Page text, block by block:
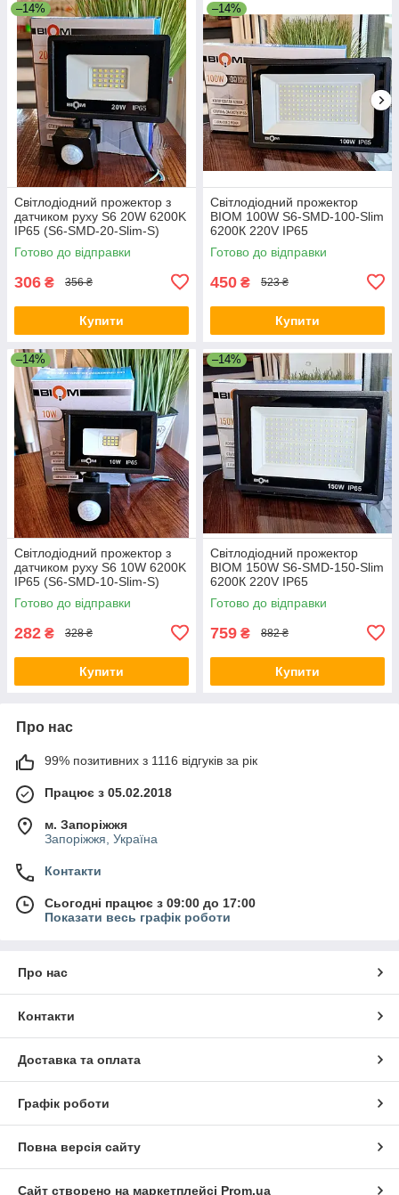
–14%
Світлодіодний прожектор з
датчиком руху S6 20W 6200K
IP65 (S6-SMD-20-Slim-S)
Готово до відправки
306 ₴ 356 ₴
Купити
–14%
Світлодіодний прожектор
BIOM 100W S6-SMD-100-Slim
6200К 220V IP65
Готово до відправки
450 ₴ 523 ₴
Купити
–14%
Світлодіодний прожектор з
датчиком руху S6 10W 6200K
IP65 (S6-SMD-10-Slim-S)
Готово до відправки
282 ₴ 328 ₴
Купити
–14%
Світлодіодний прожектор
BIOM 150W S6-SMD-150-Slim
6200К 220V IP65
Готово до відправки
759 ₴ 882 ₴
Купити
Про нас
99% позитивних з 1116 відгуків за рік
Працює з 05.02.2018
м. Запоріжжя
Запоріжжя, Україна
Контакти
Сьогодні працює з 09:00 до 17:00
Показати весь графік роботи
Про нас
Контакти
Доставка та оплата
Графік роботи
Повна версія сайту
Сайт створено на маркетплейсі Prom.ua